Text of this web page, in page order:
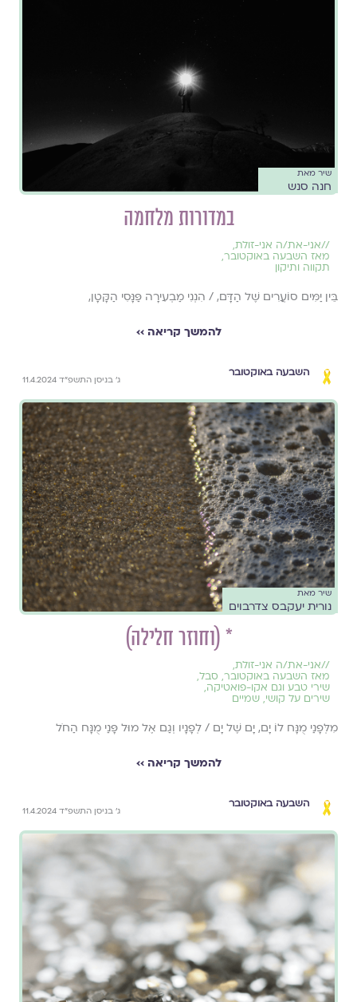
שיר מאת
חנה סנש
במדורות מלחמה
//אני-את/ה אני-זולת,
מאז השבעה באוקטובר,
תקווה ותיקון
בֵּין יַמִּים סוֹעֲרִים שֶׁל הַדָּם, / הִנְנִי מַבְעִירָה פַּנָּסִי הַקָּטָן,
להמשך קריאה ››
השבעה באוקטובר
ג׳ בניסן התשפ״ד 11.4.2024
שיר מאת
נורית יעקבס צדרבוים
* (וחוזר חלילה)
//אני-את/ה אני-זולת,
מאז השבעה באוקטובר, סבל,
שירי טבע וגם אקו-פואטיקה,
שירים על קושי, שמיים
מִלְּפָנַי מֻנָּח לוֹ יָם, יָם שֶׁל יָם / לְפָנָיו וְגַם אֶל מוּל פָּנַי מֻנָּח הַחֹל
להמשך קריאה ››
השבעה באוקטובר
ג׳ בניסן התשפ״ד 11.4.2024